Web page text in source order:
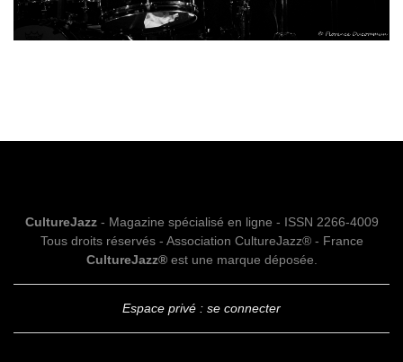
CultureJazz- Magazine spécialisé en ligne - ISSN 2266-4009
Tous droits réservés - Association CultureJazz® - France
CultureJazz®est une marque déposée.
Espace privé : se connecter